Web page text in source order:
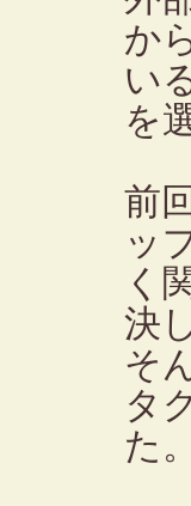
か
い
を
前
ッ
く
決
そ
タ
た